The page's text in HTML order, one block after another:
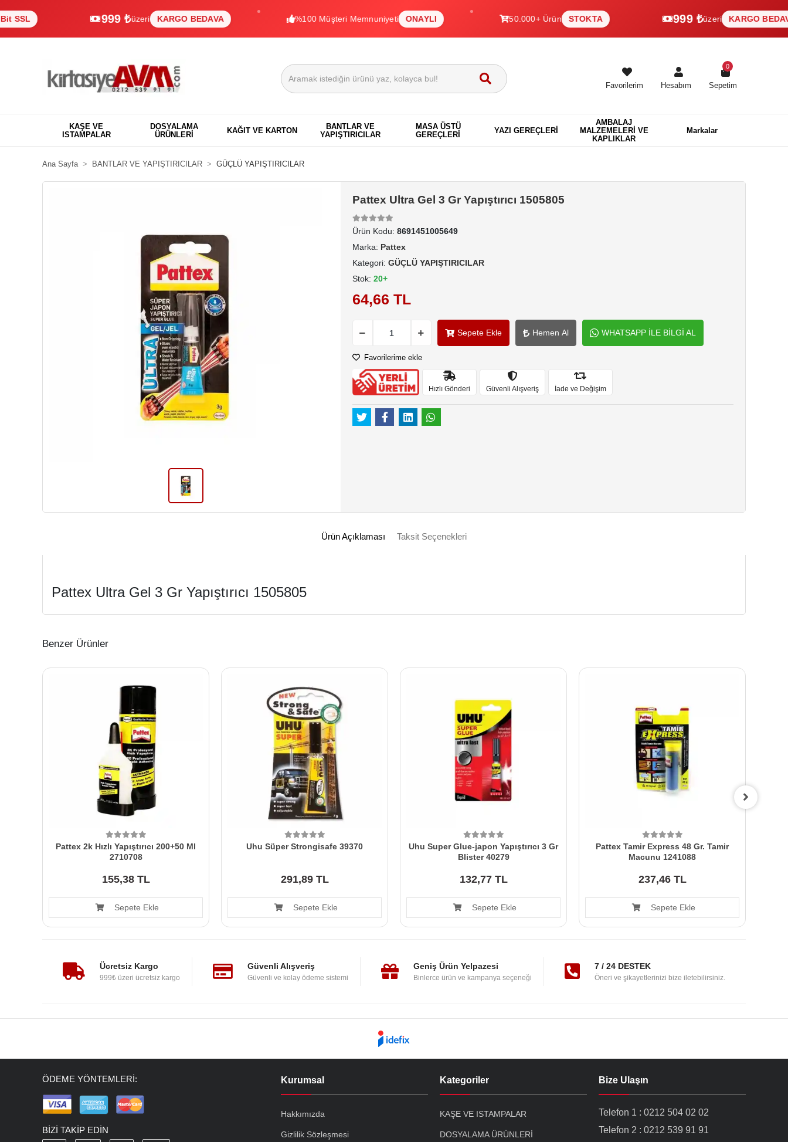
999 ₺üzeri KARGO BEDAVA %100 Müşteri Memnuniyeti ONAYLI 50.000+ Ürün STOKTA 999 ₺üzeri KARGO BEDAVA
Favorilerim Hesabım Sepetim
0
KAŞE VE
ISTAMPALAR
DOSYALAMA
ÜRÜNLERİ
KAĞIT VE KARTON
BANTLAR VE
YAPIŞTIRICILAR
MASA ÜSTÜ
GEREÇLERİ
YAZI GEREÇLERİ
AMBALAJ
MALZEMELERİ VE
KAPLIKLAR
Markalar
Ana Sayfa BANTLAR VE YAPIŞTIRICILAR GÜÇLÜ YAPIŞTIRICILAR
Pattex Ultra Gel 3 Gr Yapıştırıcı 1505805
Ürün Kodu: 8691451005649
Marka: Pattex
Kategori: GÜÇLÜ YAPIŞTIRICILAR
Stok: 20+
64,66 TL
Sepete Ekle Hemen Al WHATSAPP İLE BİLGİ AL
Favorilerime ekle
Hızlı Gönderi Güvenli Alışveriş İade ve Değişim
Ürün Açıklaması Taksit Seçenekleri
Pattex Ultra Gel 3 Gr Yapıştırıcı 1505805
Benzer Ürünler
Pattex 2k Hızlı Yapıştırıcı 200+50 Ml
2710708
155,38 TL
Sepete Ekle
Uhu Süper Strongisafe 39370
291,89 TL
Sepete Ekle
Uhu Super Glue-japon Yapıştırıcı 3 Gr
Blister 40279
132,77 TL
Sepete Ekle
Pattex Tamir Express 48 Gr. Tamir
Macunu 1241088
237,46 TL
Sepete Ekle
Ücretsiz Kargo
999₺ üzeri ücretsiz kargo
Güvenli Alışveriş
Güvenli ve kolay ödeme sistemi
Geniş Ürün Yelpazesi
Binlerce ürün ve kampanya seçeneği
7 / 24 DESTEK
Öneri ve şikayetlerinizi bize iletebilirsiniz.
ÖDEME YÖNTEMLERİ:
BİZİ TAKİP EDİN
Kurumsal
Hakkımızda
Gizlilik Sözleşmesi
Kategoriler
KAŞE VE ISTAMPALAR
DOSYALAMA ÜRÜNLERİ
Bize Ulaşın
Telefon 1 : 0212 504 02 02
Telefon 2 : 0212 539 91 91